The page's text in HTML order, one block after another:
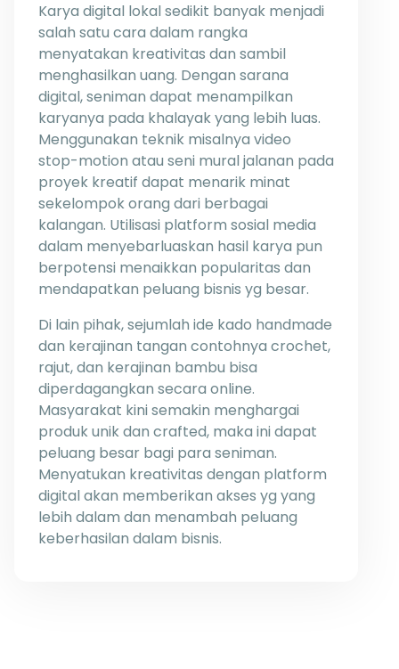
Karya digital lokal sedikit banyak menjadi
salah satu cara dalam rangka
menyatakan kreativitas dan sambil
menghasilkan uang. Dengan sarana
digital, seniman dapat menampilkan
karyanya pada khalayak yang lebih luas.
Menggunakan teknik misalnya video
stop-motion atau seni mural jalanan pada
proyek kreatif dapat menarik minat
sekelompok orang dari berbagai
kalangan. Utilisasi platform sosial media
dalam menyebarluaskan hasil karya pun
berpotensi menaikkan popularitas dan
mendapatkan peluang bisnis yg besar.
Di lain pihak, sejumlah ide kado handmade
dan kerajinan tangan contohnya crochet,
rajut, dan kerajinan bambu bisa
diperdagangkan secara online.
Masyarakat kini semakin menghargai
produk unik dan crafted, maka ini dapat
peluang besar bagi para seniman.
Menyatukan kreativitas dengan platform
digital akan memberikan akses yg yang
lebih dalam dan menambah peluang
keberhasilan dalam bisnis.